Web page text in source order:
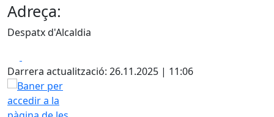
Adreça:
Despatx d'Alcaldia
Darrera actualització: 26.11.2025 | 11:06